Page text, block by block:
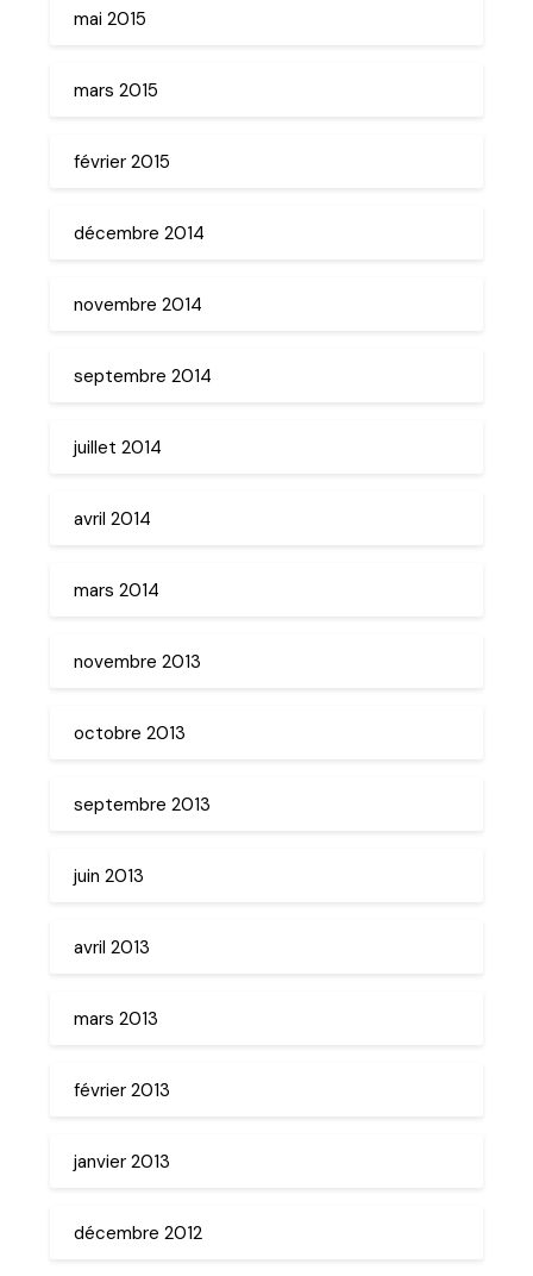
mai 2015
mars 2015
février 2015
décembre 2014
novembre 2014
septembre 2014
juillet 2014
avril 2014
mars 2014
novembre 2013
octobre 2013
septembre 2013
juin 2013
avril 2013
mars 2013
février 2013
janvier 2013
décembre 2012